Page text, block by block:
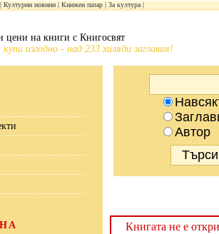
Културни новини Книжен пазар За култура
изгодно - над 233 хиляди заглавия!
Автор
Книгата не е